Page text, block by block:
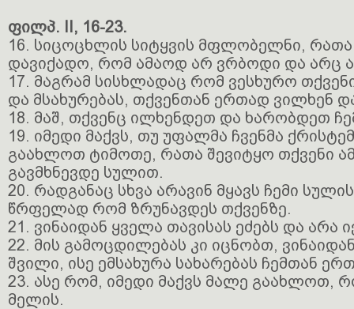
ფილპ. II, 16-23.
16. სიცოცხლის სიტყვის მფლობელნი,
დავიქადო, რომ ამაოდ არ ვრბოდი და არც
17. მაგრამ სისხლადაც რომ ვესხურო
და მსახურებას, თქვენთან ერთად ვილხენ
18. მაშ, თქვენც ილხენდეთ და ხარობდეთ
19. იმედი მაქვს, თუ უფალმა ჩვენმა
გაახლოთ ტიმოთე, რათა შევიტყო თქვენი
გავმხნევდე სულით.
20. რადგანაც სხვა არავინ მყავს ჩემი
წრფელად რომ ზრუნავდეს თქვენზე.
21. ვინაიდან ყველა თავისას ეძებს და არა
22. მის გამოცდილებას კი იცნობთ,
შვილი, ისე ემსახურა სახარებას ჩემთან
23. ასე რომ, იმედი მაქვს მალე გაახლოთ,
მელის.